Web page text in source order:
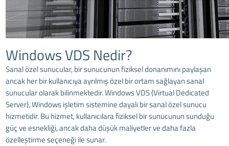
Windows VDS Nedir?
Sanal özel sunucular, bir sunucunun fiziksel donanımını paylaşan
ancak her bir kullanıcıya ayrılmış özel bir ortam sağlayan sanal
sunucular olarak bilinmektedir. Windows VDS (Virtual Dedicated
Server), Windows işletim sistemine dayalı birsanal özel sunucu
hizmetidir. Bu hizmet, kullanıcılara fiziksel bir sunucunun sunduğu
güç ve esnekliği, ancak daha düşük maliyetler ve daha fazla
özelleştirme seçeneği ile sunar.